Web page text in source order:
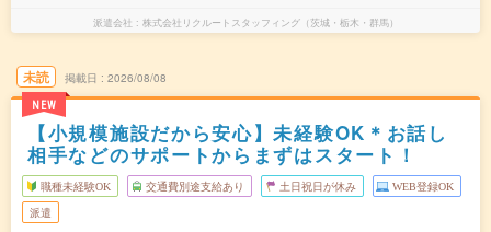
派遣会社 株式会社リクルートスタッフィング（茨城・栃木・群馬）
未読
NEW
掲載日 2026/08/08
【小規模施設だから安心】未経験OK＊お話し
相手などのサポートからまずはスタート！
職種未経験OK 交通費別途支給あり 土日祝日が休み WEB登録OK
派遣